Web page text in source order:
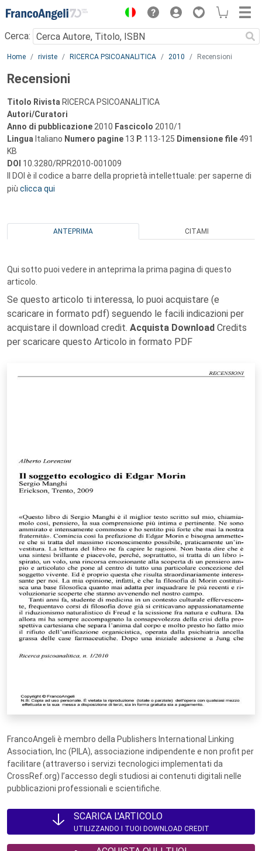
Menu
Cerca:
Main content
Home riviste RICERCA PSICOANALITICA 2010 Recensioni
Recensioni
Titolo Rivista RICERCA PSICOANALITICA
Autori/Curatori
Anno di pubblicazione 2010 Fascicolo 2010/1
Lingua Italiano Numero pagine 13 P. 113-125 Dimensione file 491
KB
DOI 10.3280/RPR2010-001009
Il DOI è il codice a barre della proprietà intellettuale: per saperne di
più clicca qui
ANTEPRIMA CITAMI
Qui sotto puoi vedere in anteprima la prima pagina di questo
articolo.
Se questo articolo ti interessa, lo puoi acquistare (e
scaricare in formato pdf) seguendo le facili indicazioni per
acquistare il download credit. Acquista Download Credits
per scaricare questo Articolo in formato PDF
FrancoAngeli è membro della Publishers International Linking
Association, Inc (PILA), associazione indipendente e non profit per
facilitare (attraverso i servizi tecnologici implementati da
CrossRef.org) l’accesso degli studiosi ai contenuti digitali nelle
pubblicazioni professionali e scientifiche.
SCARICA L'ARTICOLO
UTILIZZANDO I TUOI DOWNLOAD CREDIT